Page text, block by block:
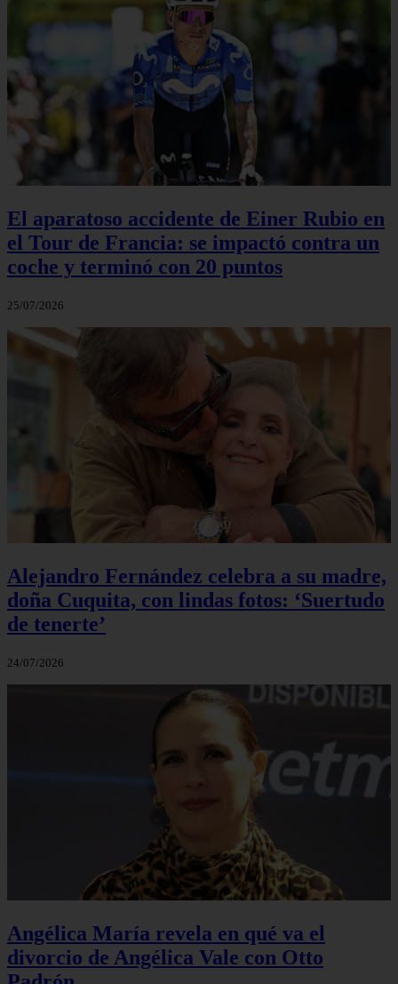
El aparatoso accidente de Einer Rubio en
el Tour de Francia: se impactó contra un
coche y terminó con 20 puntos
25/07/2026
Alejandro Fernández celebra a su madre,
doña Cuquita, con lindas fotos: ‘Suertudo
de tenerte’
24/07/2026
Angélica María revela en qué va el
divorcio de Angélica Vale con Otto